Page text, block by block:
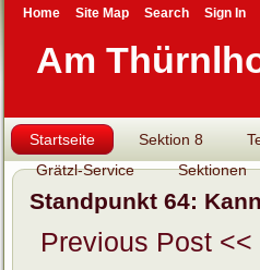
Am
Startseite Sektion 8
Grätzl-Service
Sektionen
Standpunkt 64:
Previous Post <<
Home Site Map Search Sign In